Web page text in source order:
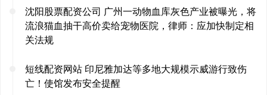
沈阳股票配资公司 广州一动物血库灰色产业被曝光，将
流浪猫血抽干高价卖给宠物医院，律师：应加快制定相
关法规
短线配资网站 印尼雅加达等多地大规模示威游行致伤
亡！使馆发布安全提醒